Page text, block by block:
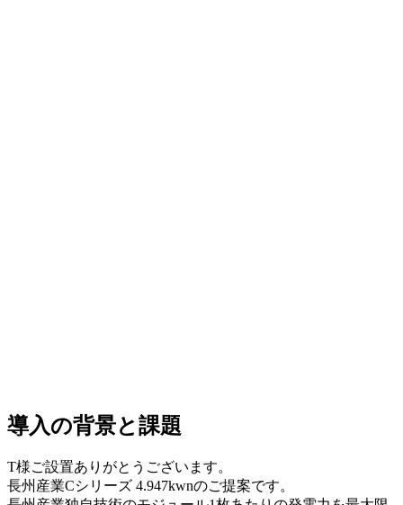
導入の背景と課題
T様ご設置ありがとうございます。
長州産業Cシリーズ 4.947kwnのご提案です。